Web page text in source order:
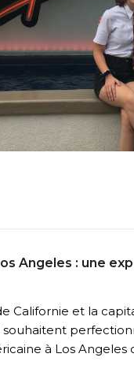
Angeles : une
Californie et la
à Los